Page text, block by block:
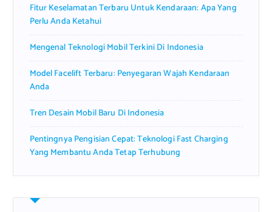
:Fitur Keselamatan Terbaru Untuk Kendaraan: Apa Yang
Perlu Anda Ketahui
Mengenal Teknologi Mobil Terkini Di Indonesia
Model Facelift Terbaru: Penyegaran Wajah Kendaraan
Anda
Tren Desain Mobil Baru Di Indonesia
Pentingnya Pengisian Cepat: Teknologi Fast Charging
Yang Membantu Anda Tetap Terhubung